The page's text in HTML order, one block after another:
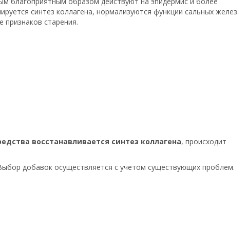
синтез коллагена, нормализуются функции сальных желез.
старения.
восстанавливается синтез коллагена, происходит
добавок осуществляется с учетом существующих проблем.